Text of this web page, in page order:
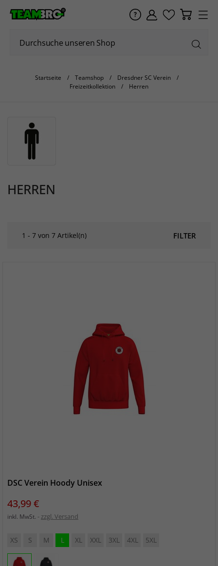
Startseite Teamshop
Dresdner SC Verein
Freizeitkollektion
Herren
HERREN
FILTER
1 - 7 von 7 Artikel(n)
DSC Verein Hoody Unisex
Preis
43,99 €
inkl. MwSt. zzgl. Versand
XS S M L XL XXL 3XL 4XL 5XL